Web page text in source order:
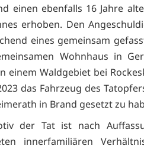
einen ebenfalls 16 Jahre
erhoben. Den
eines gemeinsam
Wohnhaus in
einem Waldgebiet bei
das Fahrzeug des
in Brand gesetzt zu
der Tat ist nach
innerfamiliären